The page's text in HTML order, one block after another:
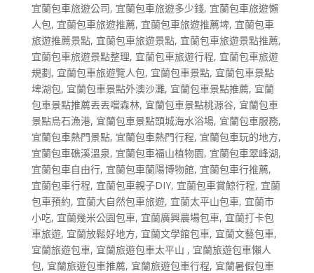
宜蘭包車旅遊公司, 宜蘭包車旅遊多少錢, 宜蘭包車旅遊懶
人包, 宜蘭包車旅遊推薦, 宜蘭包車旅遊推薦埤, 宜蘭包車
旅遊推薦景點, 宜蘭包車旅遊景點, 宜蘭包車旅遊景點推薦,
宜蘭包車旅遊景點整理, 宜蘭包車旅遊行程, 宜蘭包車旅遊
規劃, 宜蘭包車旅遊覽人包, 宜蘭包車景點, 宜蘭包車景點
埤湖包, 宜蘭包車景點外澳沙灘, 宜蘭包車景點推薦, 宜蘭
包車景點推薦丟丟噹森林, 宜蘭包車景點桃源谷, 宜蘭包車
景點烏石漁港, 宜蘭包車景點頭城海水浴場, 宜蘭包車服務,
宜蘭包車熱門景點, 宜蘭包車熱門行程, 宜蘭包車玩的地方,
宜蘭包車礁溪溫泉, 宜蘭包車福山植物園, 宜蘭包車翠峰湖,
宜蘭包車自由行, 宜蘭包車蘭陽博物館, 宜蘭包車行推薦,
宜蘭包車行程, 宜蘭包車親子DIY, 宜蘭包車賞鯨行程, 宜蘭
包車預約, 宜蘭大自然包車旅遊, 宜蘭太平山包車, 宜蘭市
小吃, 宜蘭幾米公園包車, 宜蘭廣興農場包車, 宜蘭打卡包
車旅遊, 宜蘭放鬆好地方, 宜蘭文學館包車, 宜蘭文藝包車,
宜蘭旅遊包車, 宜蘭旅遊包車太平山 , 宜蘭旅遊包車懶人
包, 宜蘭旅遊包車推薦, 宜蘭旅遊包車行程, 宜蘭暑假包車